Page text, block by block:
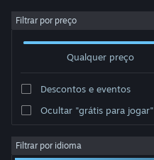
Iniciar sessão
Sobre
Filtrar por preço
Qualquer preço
Descontos e eventos
Ocultar "grátis para jogar"
Filtrar por idioma
Developer: IonFX